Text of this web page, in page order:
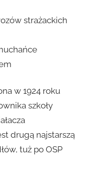
strażackich
w 1924 roku
szkoły
drugą najstarszą
tuż po OSP